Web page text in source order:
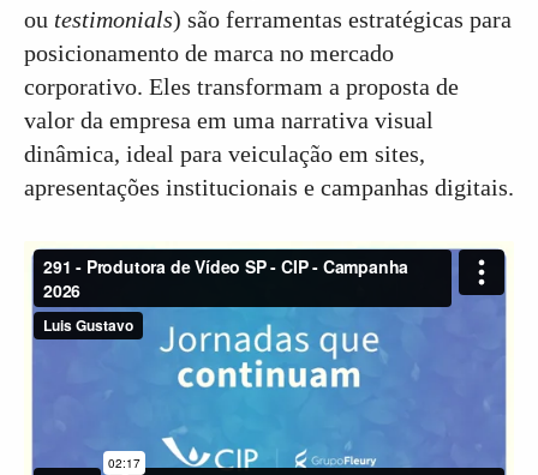
ou testimonials) são ferramentas estratégicas para
posicionamento de marca no mercado
corporativo. Eles transformam a proposta de
valor da empresa em uma narrativa visual
dinâmica, ideal para veiculação em sites,
apresentações institucionais e campanhas digitais.